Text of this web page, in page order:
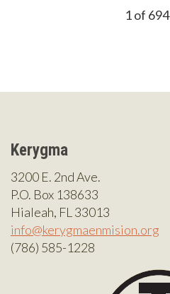
1 of 694
Kerygma
3200 E. 2nd Ave.
P.O. Box 138633
Hialeah, FL 33013
info@kerygmaenmision.org
(786) 585-1228